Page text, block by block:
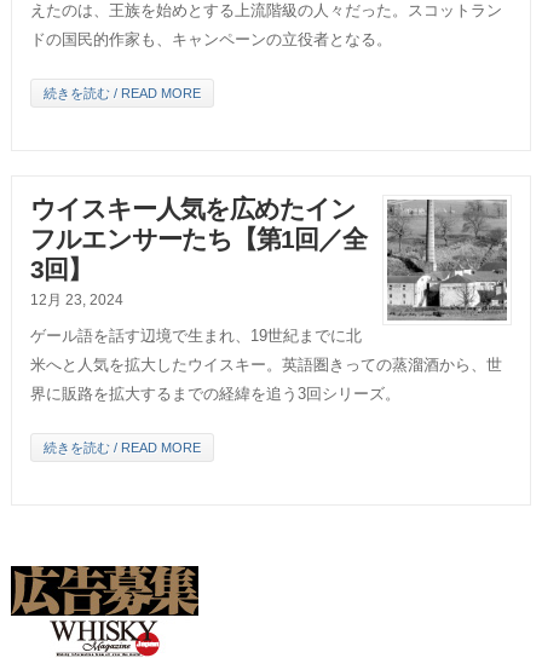
えたのは、王族を始めとする上流階級の人々だった。スコットラン
ドの国民的作家も、キャンペーンの立役者となる。
続きを読む / READ MORE
ウイスキー人気を広めたイン
フルエンサーたち【第1回／全
3回】
12月 23, 2024
ゲール語を話す辺境で生まれ、19世紀までに北
米へと人気を拡大したウイスキー。英語圏きっての蒸溜酒から、世
界に販路を拡大するまでの経緯を追う3回シリーズ。
続きを読む / READ MORE